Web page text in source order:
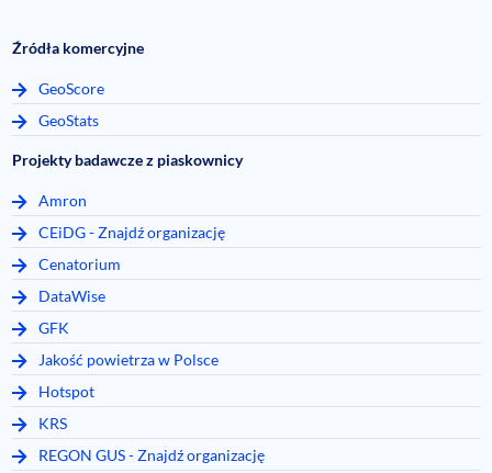
Polityka prywatności
Coockies
Źródła komercyjne
GeoScore
GeoStats
Projekty badawcze z piaskownicy
Amron
CEiDG - Znajdź organizację
Cenatorium
DataWise
GFK
Jakość powietrza w Polsce
Hotspot
KRS
REGON GUS - Znajdź organizację